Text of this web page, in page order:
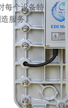
每个设备特
服务。